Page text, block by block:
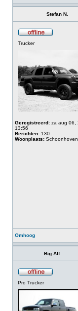
Stefan N.
Trucker
Geregistreerd: za aug 06,
13:56
Berichten: 130
Woonplaats: Schoonhoven
Omhoog
Big Alf
Pro Trucker